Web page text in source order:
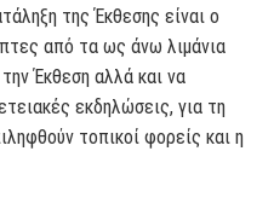
της Έκθεσης είναι ο
από τα ως άνω λιμάνια
Έκθεση αλλά και να
εκδηλώσεις, για τη
τοπικοί φορείς και η